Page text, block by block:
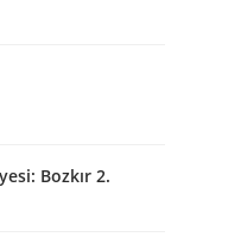
Bozkır 2.